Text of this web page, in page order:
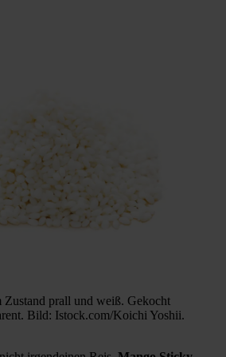
Zustand prall und weiß. Gekocht
Bild: Istock.com/Koichi Yoshii.